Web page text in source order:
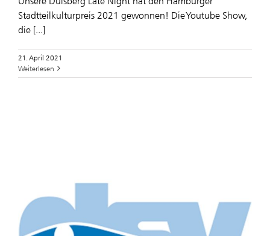
Stadtteilkulturpreis 2021 gewonnen! Die Youtube Show,
die [...]
21. April 2021
Weiterlesen